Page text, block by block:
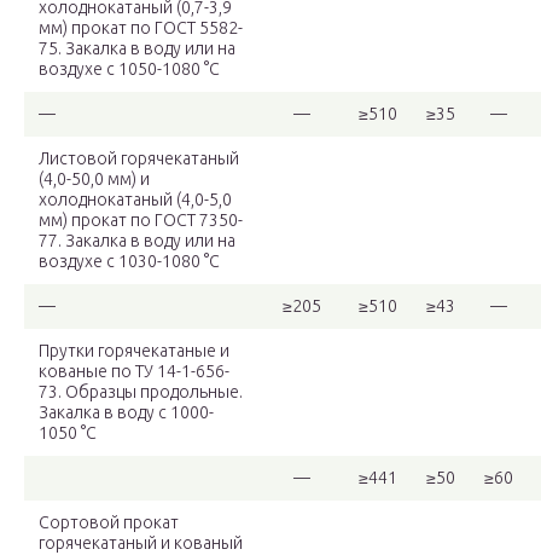
холоднокатаный (0,7-3,9
мм) прокат по ГОСТ 5582-
75. Закалка в воду или на
воздухе с 1050-1080 °C
— — ≥510 ≥35 —
Листовой горячекатаный
(4,0-50,0 мм) и
холоднокатаный (4,0-5,0
мм) прокат по ГОСТ 7350-
77. Закалка в воду или на
воздухе с 1030-1080 °C
— ≥205 ≥510 ≥43 —
Прутки горячекатаные и
кованые по ТУ 14-1-656-
73. Образцы продольные.
Закалка в воду с 1000-
1050 °С
— ≥441 ≥50 ≥60
Сортовой прокат
горячекатаный и кованый